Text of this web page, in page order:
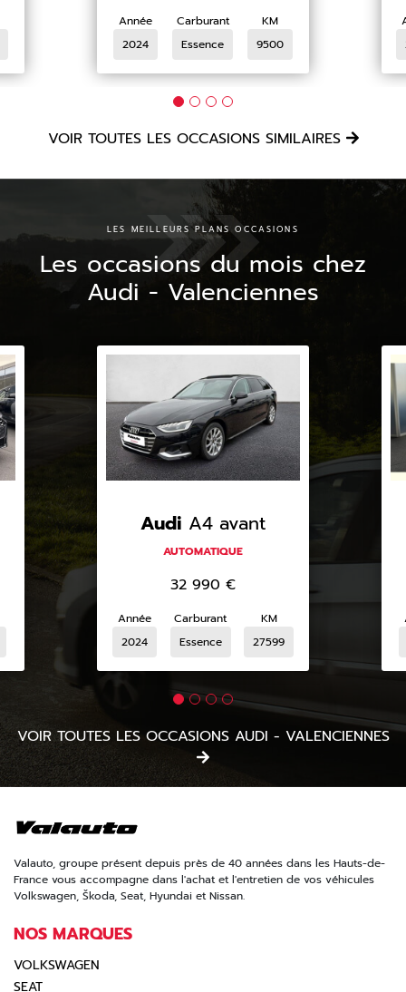
Année
2024
Carburant
Essence
KM
9500
VOIR TOUTES LES OCCASIONS SIMILAIRES
LES MEILLEURS PLANS OCCASIONS
Les occasions du mois chez
Audi - Valenciennes
Audi A4 avant
AUTOMATIQUE
32 990 €
Année
2024
Carburant
Essence
KM
27599
VOIR TOUTES LES OCCASIONS AUDI - VALENCIENNES
Valauto, groupe présent depuis près de 40 années dans les Hauts-de-
France vous accompagne dans l'achat et l'entretien de vos véhicules
Volkswagen, Škoda, Seat, Hyundai et Nissan.
NOS MARQUES
VOLKSWAGEN
SEAT